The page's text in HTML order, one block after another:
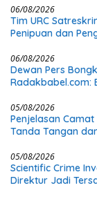
06/08/2026
Tim URC
Penipuan dan
06/08/2026
Dewan Pers
Radakbabel.com:
05/08/2026
Penjelasan
Tanda Tangan
05/08/2026
Scientific Crime
Direktur Jadi